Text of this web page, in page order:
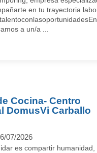
en tu trayectoria
a un/a ...
Cocina- Centro
DomusVi Carballo
07/2026
es compartir